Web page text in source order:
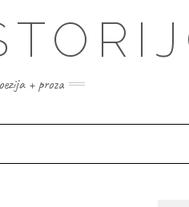
+ proza